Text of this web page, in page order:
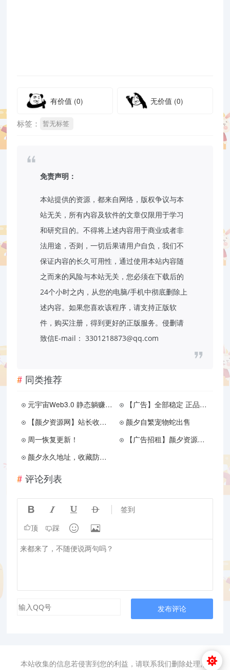
有价值 (0) 无价值 (0)
标签： 暂无标签
免责声明：
本站提供的资源，都来自网络，版权争议与本
站无关，所有内容及软件的文章仅限用于学习
和研究目的。不得将上述内容用于商业或者非
法用途，否则，一切后果请用户自负，我们不
保证内容的长久可用性，通过使用本站内容随
之而来的风险与本站无关，您必须在下载后的
24个小时之内，从您的电脑/手机中彻底删除上
述内容。如果您喜欢该程序，请支持正版软
件，购买注册，得到更好的正版服务。侵删请
致信E-mail： 3301218873@qq.com
同类推荐
元宇宙Web3.0 静态躺赚永久收益项目
【广告】全部稳定 正品免税国烤香烟 价格优惠 下单就送 口感好
【颜夕资源网】站长收资源网徒弟了
颜夕自繁宠物蛇出售
周一恢复更新！
【广告招租】颜夕资源网最新广告位价格！
颜夕永久地址，收藏防失联
评论列表
    签到
顶 踩  
发布评论
本站收集的信息若侵害到您的利益，请联系我们删除处理,侵